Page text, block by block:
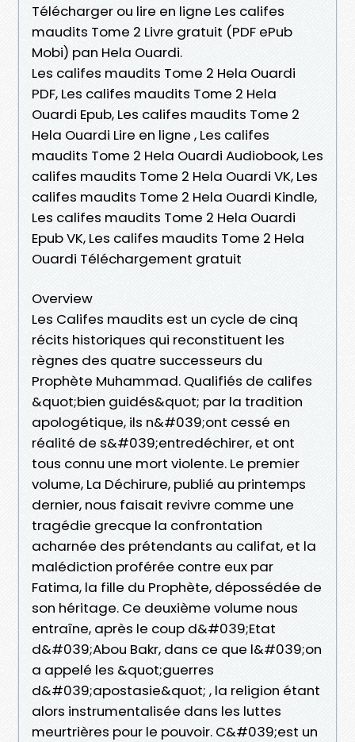
Télécharger ou lire en ligne Les califes
maudits Tome 2 Livre gratuit (PDF ePub
Mobi) pan Hela Ouardi.
Les califes maudits Tome 2 Hela Ouardi
PDF, Les califes maudits Tome 2 Hela
Ouardi Epub, Les califes maudits Tome 2
Hela Ouardi Lire en ligne , Les califes
maudits Tome 2 Hela Ouardi Audiobook, Les
califes maudits Tome 2 Hela Ouardi VK, Les
califes maudits Tome 2 Hela Ouardi Kindle,
Les califes maudits Tome 2 Hela Ouardi
Epub VK, Les califes maudits Tome 2 Hela
Ouardi Téléchargement gratuit
Overview
Les Califes maudits est un cycle de cinq
récits historiques qui reconstituent les
règnes des quatre successeurs du
Prophète Muhammad. Qualifiés de califes
&quot;bien guidés&quot; par la tradition
apologétique, ils n&#039;ont cessé en
réalité de s&#039;entredéchirer, et ont
tous connu une mort violente. Le premier
volume, La Déchirure, publié au printemps
dernier, nous faisait revivre comme une
tragédie grecque la confrontation
acharnée des prétendants au califat, et la
malédiction proférée contre eux par
Fatima, la fille du Prophète, dépossédée de
son héritage. Ce deuxième volume nous
entraîne, après le coup d&#039;Etat
d&#039;Abou Bakr, dans ce que l&#039;on
a appelé les &quot;guerres
d&#039;apostasie&quot; , la religion étant
alors instrumentalisée dans les luttes
meurtrières pour le pouvoir. C&#039;est un